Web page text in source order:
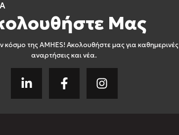
Μας
κόσμο της AMHES! Ακολουθήστε μας για καθημερινές
αναρτήσεις και νέα.